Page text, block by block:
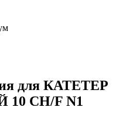
для КАТЕТЕР
CH/F N1